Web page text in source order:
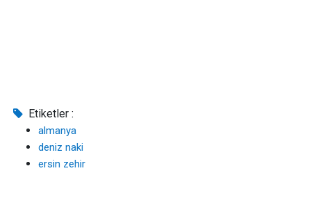
Etiketler :
almanya
deniz naki
ersin zehir